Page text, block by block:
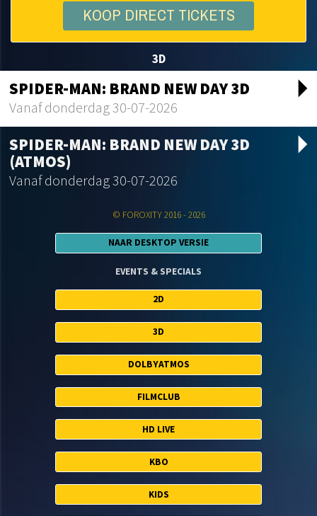
KOOP DIRECT TICKETS
3D
SPIDER-MAN: BRAND NEW DAY 3D
Vanaf donderdag 30-07-2026
SPIDER-MAN: BRAND NEW DAY 3D
(ATMOS)
Vanaf donderdag 30-07-2026
© FOROXITY 2016 - 2026
NAAR DESKTOP VERSIE
EVENTS & SPECIALS
2D
3D
DOLBYATMOS
FILMCLUB
HD LIVE
KBO
KIDS